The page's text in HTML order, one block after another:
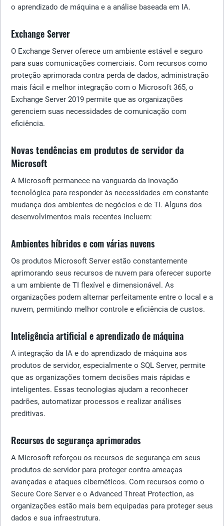
o aprendizado de máquina e a análise baseada em IA.
Exchange Server
O Exchange Server oferece um ambiente estável e seguro
para suas comunicações comerciais. Com recursos como
proteção aprimorada contra perda de dados, administração
mais fácil e melhor integração com o Microsoft 365, o
Exchange Server 2019 permite que as organizações
gerenciem suas necessidades de comunicação com
eficiência.
Novas tendências em produtos de servidor da
Microsoft
A Microsoft permanece na vanguarda da inovação
tecnológica para responder às necessidades em constante
mudança dos ambientes de negócios e de TI. Alguns dos
desenvolvimentos mais recentes incluem:
Ambientes híbridos e com várias nuvens
Os produtos Microsoft Server estão constantemente
aprimorando seus recursos de nuvem para oferecer suporte
a um ambiente de TI flexível e dimensionável. As
organizações podem alternar perfeitamente entre o local e a
nuvem, permitindo melhor controle e eficiência de custos.
Inteligência artificial e aprendizado de máquina
A integração da IA e do aprendizado de máquina aos
produtos de servidor, especialmente o SQL Server, permite
que as organizações tomem decisões mais rápidas e
inteligentes. Essas tecnologias ajudam a reconhecer
padrões, automatizar processos e realizar análises
preditivas.
Recursos de segurança aprimorados
A Microsoft reforçou os recursos de segurança em seus
produtos de servidor para proteger contra ameaças
avançadas e ataques cibernéticos. Com recursos como o
Secure Core Server e o Advanced Threat Protection, as
organizações estão mais bem equipadas para proteger seus
dados e sua infraestrutura.